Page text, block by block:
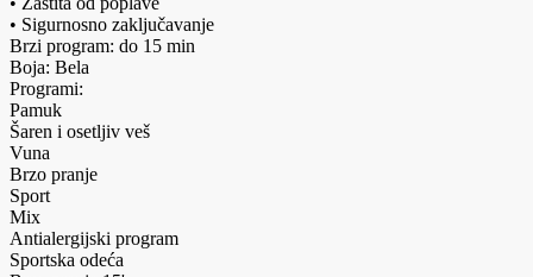
• Sigurnosno zaključavanje
Brzi program: do 15 min
Boja: Bela
Programi:
Pamuk
Šaren i osetljiv veš
Vuna
Brzo pranje
Sport
Mix
Antialergijski program
Sportska odeća